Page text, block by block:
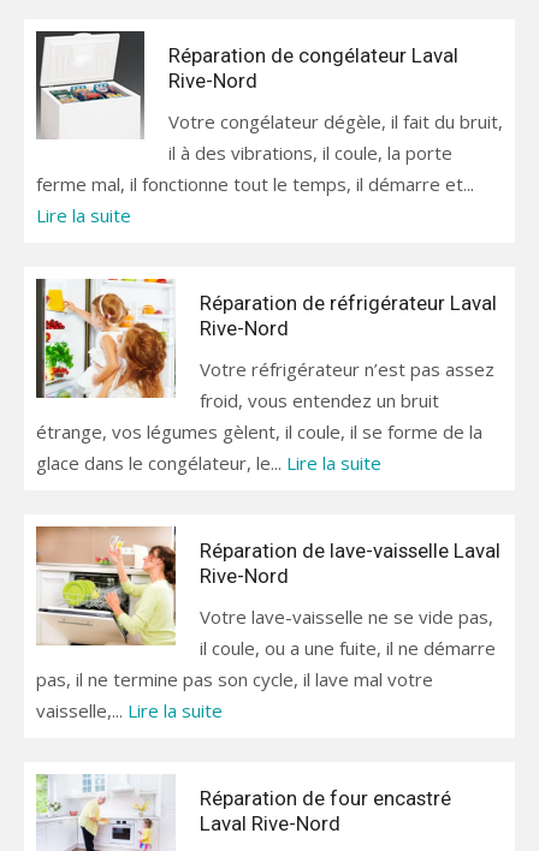
Réparation de congélateur Laval
Rive-Nord
Votre congélateur dégèle, il fait du bruit,
il à des vibrations, il coule, la porte
ferme mal, il fonctionne tout le temps, il démarre et...
Lire la suite
Réparation de réfrigérateur Laval
Rive-Nord
Votre réfrigérateur n’est pas assez
froid, vous entendez un bruit
étrange, vos légumes gèlent, il coule, il se forme de la
glace dans le congélateur, le... Lire la suite
Réparation de lave-vaisselle Laval
Rive-Nord
Votre lave-vaisselle ne se vide pas,
il coule, ou a une fuite, il ne démarre
pas, il ne termine pas son cycle, il lave mal votre
vaisselle,... Lire la suite
Réparation de four encastré
Laval Rive-Nord